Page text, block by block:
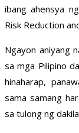
ibang ahensya
Risk Reduction
Ngayon aniyang
sa mga Pilipino
hinaharap,
sama samang
sa tulong ng